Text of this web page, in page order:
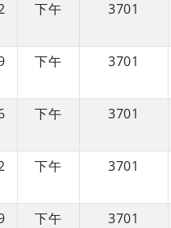
下午 3701
下午 3701
下午 3701
下午 3701
下午 3701